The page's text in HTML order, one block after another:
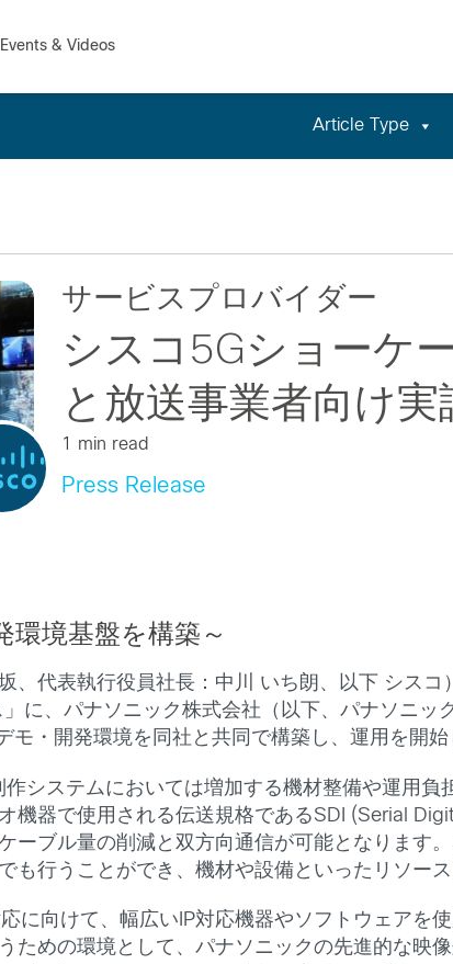
Article Type
サービスプロバイダー
シスコ5Gショーケ
と放送事業者向け実
1 min read
Press Release
環境基盤を構築～
、代表執行役員社長：中川 いち朗、以下 シスコ
に、パナソニック株式会社（以下、パナソニッ
・開発環境を同社と共同で構築し、運用を開始
システムにおいては増加する機材整備や運用負
機器で使用される伝送規格であるSDI (Serial
ーブル量の削減と双方向通信が可能となります
も行うことができ、機材や設備といったリソー
に向けて、幅広いIP対応機器やソフトウェアを
ための環境として、パナソニックの先進的な映